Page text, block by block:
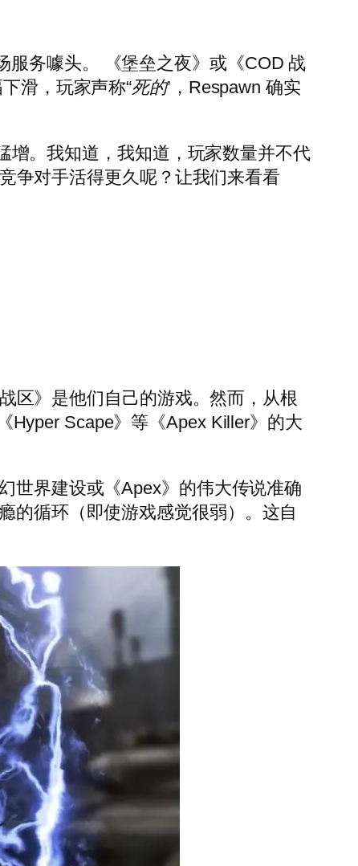
服务噱头。 《堡垒之夜》或《COD 战
滑，玩家声称“死的’，Respawn 确实
增。我知道，我知道，玩家数量并不代
争对手活得更久呢？让我们来看看
区》是他们自己的游戏。然而，从根
Hyper Scape》等《Apex Killer》的大
世界建设或《Apex》的伟大传说准确
的循环（即使游戏感觉很弱）。这自